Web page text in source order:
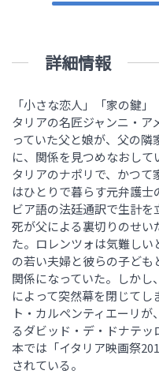
詳細情報
「小さな恋人」「家の鍵
タリアの名匠ジャンニ・
っていた父と娘が、父の
に、関係を見つめなおし
タリアのナポリで、かつて
はひとりで暮らす元弁護
ビア語の法廷通訳で生計
死が父による裏切りのせ
た。ロレンツォは気難し
の若い夫婦と彼らの子ど
関係になっていた。しか
によって突然幕を閉じてし
ト・カルペンティエーリ
るダビッド・デ・ドナテ
本では「イタリア映画祭
されている。